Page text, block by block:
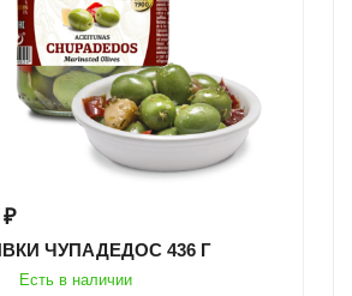
ЧУПАДЕДОС 436 Г
Есть в наличии